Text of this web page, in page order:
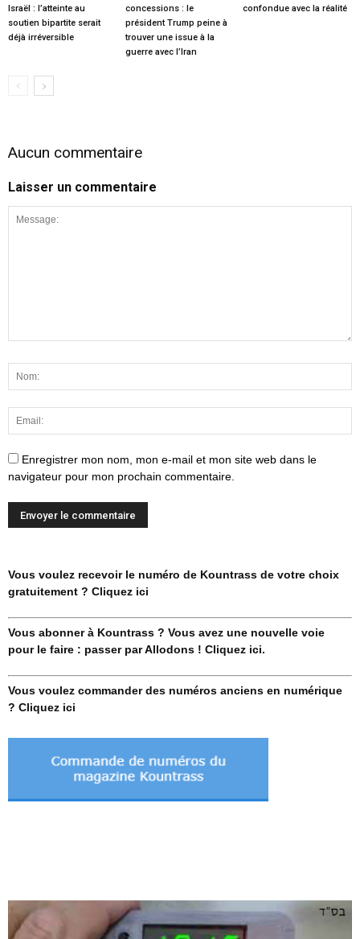
Israël : l’atteinte au
soutien bipartite serait
déjà irréversible
concessions : le
président Trump peine à
trouver une issue à la
guerre avec l’Iran
confondue avec la réalité
Aucun commentaire
Laisser un commentaire
Enregistrer mon nom, mon e-mail et mon site web dans le
navigateur pour mon prochain commentaire.
Vous voulez recevoir le numéro de Kountrass de votre choix
gratuitement ? Cliquez ici
Vous abonner à Kountrass ? Vous avez une nouvelle voie
pour le faire : passer par Allodons ! Cliquez ici.
Vous voulez commander des numéros anciens en numérique
? Cliquez ici